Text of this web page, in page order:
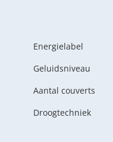
Energielabel
Geluidsniveau
Aantal couverts
Droogtechniek